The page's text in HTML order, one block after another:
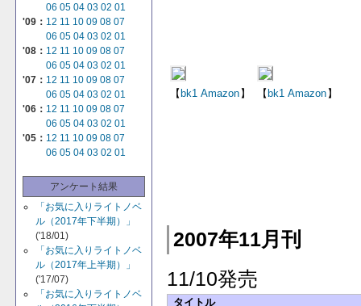
06 05 04 03 02 01
'09： 12 11 10 09 08 07
06 05 04 03 02 01
'08： 12 11 10 09 08 07
06 05 04 03 02 01
'07： 12 11 10 09 08 07
06 05 04 03 02 01
'06： 12 11 10 09 08 07
06 05 04 03 02 01
'05： 12 11 10 09 08 07
06 05 04 03 02 01
アンケート結果
「お気に入りライトノベ
ル（2017年下半期）」
('18/01)
「お気に入りライトノベ
ル（2017年上半期）」
('17/07)
「お気に入りライトノベ
【 bk1 Amazon 】 【 bk1 Amazon 】
2007年11月刊
11/10発売
タイトル